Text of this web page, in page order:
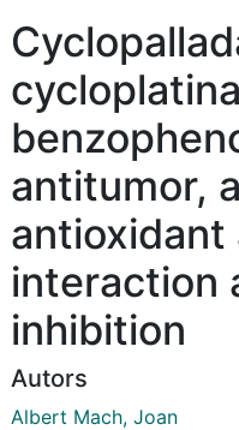
antitumor,
antioxidant
interaction
inhibition
Autors
Albert Mach, Joan